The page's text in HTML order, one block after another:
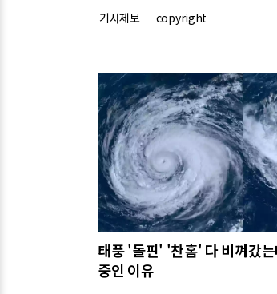
기사제보 copyright
관련기사
태풍 '돌핀' '찬홈' 다 비껴갔
중인 이유